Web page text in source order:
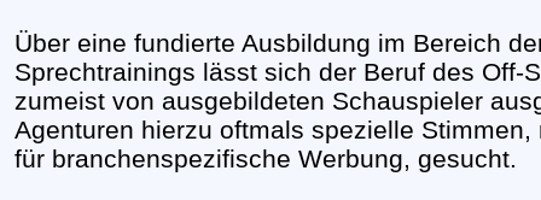
Über eine fundierte Ausbildung im Bereich
Sprechtrainings lässt sich der Beruf des Off-
zumeist von ausgebildeten Schauspieler
Agenturen hierzu oftmals spezielle
für branchenspezifische Werbung, gesucht.